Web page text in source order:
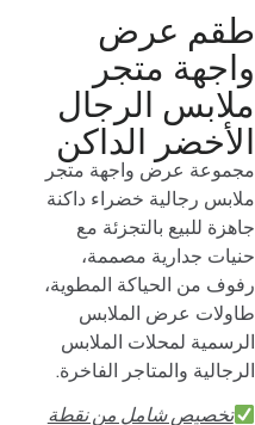
طقم عرض
واجهة متجر
ملابس الرجال
الأخضر الداكن
مجموعة عرض واجهة متجر
ملابس رجالية خضراء داكنة
جاهزة للبيع بالتجزئة مع
حنيات جدارية مصممة،
رفوف من الحياكة المطوية،
طاولات عرض الملابس
الرسمية لمحلات الملابس
الرجالية والمتاجر الفاخرة.
تخصيص شامل من نقطة